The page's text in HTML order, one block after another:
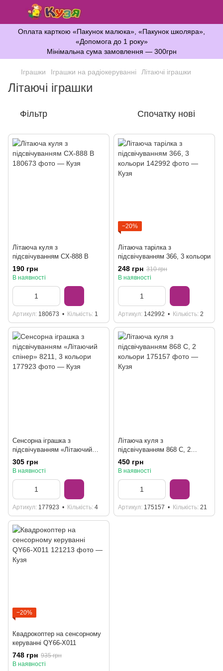
Оплата карткою «Пакунок малюка», «Пакунок школяра»,
«Допомога до 1 року»
Мінімальна сума замовлення — 300грн
Іграшки Іграшки на радіокеруванні Літаючі іграшки
Літаючі іграшки
Фільтр Спочатку нові
Літаюча куля з
підсвічуванням CX-888 B
190 грн
В наявності
Артикул 180673 Кількість 1
−20%
Літаюча тарілка з
підсвічуванням 366, 3 кольори
248 грн 310 грн
В наявності
Артикул 142992 Кількість 2
Сенсорна іграшка з
підсвічуванням «Літаючий
спінер» 8211, 3 кольори
305 грн
В наявності
Артикул 177923 Кількість 4
Літаюча куля з
підсвічуванням 868 C, 2
кольори
450 грн
В наявності
Артикул 175157 Кількість 21
−20%
Квадрокоптер на сенсорному
керуванні QY66-X011
748 грн 935 грн
В наявності